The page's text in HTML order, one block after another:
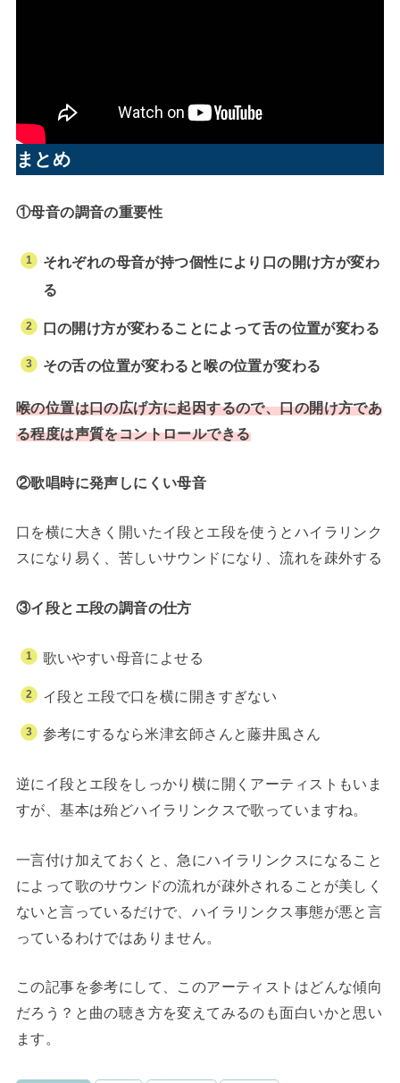
まとめ
①母音の調音の重要性
それぞれの母音が持つ個性により口の開け方が変わ
る
口の開け方が変わることによって舌の位置が変わる
その舌の位置が変わると喉の位置が変わる
喉の位置は口の広げ方に起因するので、口の開け方であ
る程度は声質をコントロールできる
②歌唱時に発声しにくい母音
口を横に大きく開いたイ段とエ段を使うとハイラリンク
スになり易く、苦しいサウンドになり、流れを疎外する
③イ段とエ段の調音の仕方
歌いやすい母音によせる
イ段とエ段で口を横に開きすぎない
参考にするなら米津玄師さんと藤井風さん
逆にイ段とエ段をしっかり横に開くアーティストもいま
すが、基本は殆どハイラリンクスで歌っていますね。
一言付け加えておくと、急にハイラリンクスになること
によって歌のサウンドの流れが疎外されることが美しく
ないと言っているだけで、ハイラリンクス事態が悪と言
っているわけではありません。
この記事を参考にして、このアーティストはどんな傾向
だろう？と曲の聴き方を変えてみるのも面白いかと思い
ます。